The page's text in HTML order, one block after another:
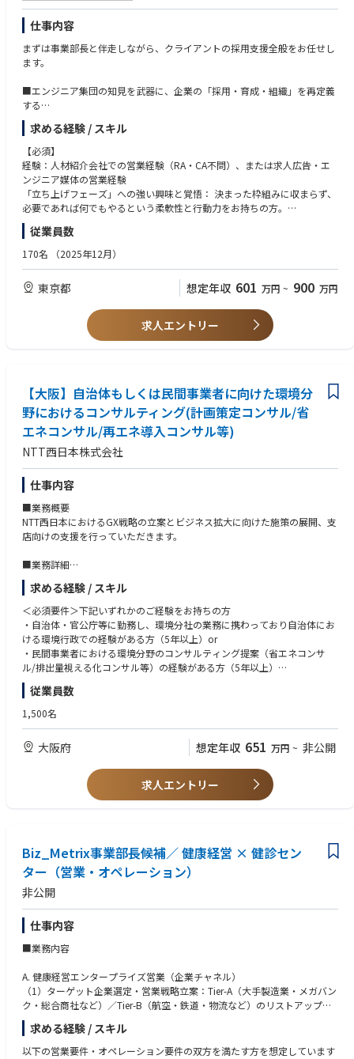
事業責任者ではなく、事業群の経営視点を担うポジションへ。
【事業やポジションの魅力】
■“第二創業期”のど真ん中で、事業構造をつくる
既存事業で収益基盤がある一方で、モデル自体はまだ進化の途中。
フェーズです。
■プレイヤー×戦略、両方を担える
最初は現場にも入るため、机上ではなく実行ベースで戦略を描けるのが特
徴です。
「考えるだけ」「やるだけ」ではなく、両方を高いレベルで求められる環
境です。
■単一事業ではなく「事業群」を扱える
エージェント、HRBP、マッチング、コンサル…
複数モデルを組み合わせながら価値を最大化する設計に関われます。
キャリアとしても希少な“ポートフォリオ視点の事業経験”が得られます。
仕事内容
まずは事業部長と伴走しながら、クライアントの採用支援全般をお任せし
ます。
■エンジニア集団の知見を武器に、企業の「採用・育成・組織」を再定義
する
クライアントの採用プロセス全体に深く入り込み、戦略立案から実行まで
を一気通貫で支援します。
・採用戦略・広報の企画実行： 「技術の魅力」を正しく候補者に届けるた
めのストーリー設計。
・採用プロセスの最適化： 候補者体験（CX）の向上、選考フローの改
善、面接官のトレーニング。
・組織・制度設計へのコミット： 採用して終わりではなく、エンジニアが
・プロジェクトマネジメント： 複数のフリーランスHRメンバーと連携
し、支援の質を最大化するディレクション。
・新規案件の獲得・事業開発： 現場の課題感から新たなサービスラインを
・カオスを楽しむ事業開発： サービスはまだ「検証フェーズ」。決まった
事業部長と議論しながら、明日のRelanceのスタンダードを自ら作って
《入社後のイメージ》
入社後は、立ち上げフェーズの組織において事業部長と二人三脚で業務を
進めていただきます。
まずはOJTを通して当社の事業内容やクライアントワークの進め方を理解
いただくことからスタート。
その後、既存クライアントのプロジェクトに複数名で参画し、
案件規模や難易度に応じて担当業務を徐々にステップアップしていただき
ます。
将来的には、ご自身の担当企業を持ち、営業・支援プロジェクトの
全体統括・クライアントの採用課題解決をリードするポジションをお任せ
「エンジニアのプロ」としての圧倒的な説得力
自社にSREやセキュリティの専門家を抱えるスリーシェイクだからこそ、
現場のエンジニアと同じ目線で課題を捉えることができます。
他社の採用支援にはない「技術への深い理解」を武器に、
経営層やCTOと対等に渡り合える市場価値の高いキャリアが築けます。
事業・サービスを自ら創る醍醐味
完成されたパッケージを売る仕事ではありません。
インタビューにもある通り、代表や事業部長に直接提言し、
必要であれば新しい支援の形を自ら生み出せる裁量があります。
「ファミリー」のような、挑戦を称えるカルチャー
Relanceチームは、互いにリスペクトを持ち、成果だけでなくプロセスや
「介在価値」を大切にする組織です。
事業部長を筆頭に、忖度なしに高め合い、全員で喜びを分かち合う文化が
根付いています。
求める経験 / スキル
【必須】
経験：人材紹介会社での営業経験（RA・CA不問）、または求人広告・エ
ンジニア媒体の営業経験
「立ち上げフェーズ」への強い興味と覚悟： 決まった枠組みに収まらず、
必要であれば何でもやるという柔軟性と行動力をお持ちの方。
スピード感： 変化の激しいスタートアップ環境で、自ら考え即実行に移せ
る方。
・ダイレクトリクルーティング（スカウト媒体）の運用経験
・IT業界に対する基礎知識（言語やインフラの名称がわかる程度で可）
・「もっと顧客の深い課題を解決したい」という成長意欲
【こんな人が活躍しています！】
ームのために何ができるかを最優先に考えられる方。
・知的好奇心： 難易度の高い「エンジニア採用」という領域で、最新の技
術トレンドや組織のあり方を学び続ける意欲のある方。
・変化を恐れない柔軟性： 突発的な事態も「面白い」と捉え、ポジティブ
に変換できるフットワークの軽さ。
従業員数
170名 （2025年12月）
東京都 想定年収 601 万円 ~ 900 万円
求人エントリー
【大阪】自治体もしくは民間事業者に向けた環境分
野におけるコンサルティング(計画策定コンサル/省
エネコンサル/再エネ導入コンサル等)
NTT西日本株式会社
仕事内容
■業務概要
NTT西日本におけるGX戦略の立案とビジネス拡大に向けた施策の展開、支
店向けの支援を行っていただきます。
■業務詳細
・自治体および民間事業者において環境分野の取組みが加速することが想
定され、NTT西日本として今後のビジネス拡大に向けた新たな市場として
ＧＸ分野を開拓することがミッションとなります。
・ご入社いただいた後は、関連部署、NTTグループ関連会社とも連携し、
自治体および民間事業者におけるGXの取組み推進を目指し、戦略立案、施
策展開、支店支援等広く、業務にリーダー的な立場で携わりチームを牽引
PPAサービスの例)
https://business.ntt-west.co.jp/solution/ppa/
求める経験 / スキル
＜必須要件＞下記いずれかのご経験をお持ちの方
・自治体・官公庁等に勤務し、環境分社の業務に携わっており自治体にお
ける環境行政での経験がある方（5年以上）or
・民間事業者における環境分野のコンサルティング提案（省エネコンサ
ル/排出量視える化コンサル等）の経験がある方（5年以上）
＜歓迎要件＞
■経験
ング活動（5年以上）
・自治体、官公庁、民間企業に対する環境分野の営業経験（5年以上）
・必須条件内容の実績
・民間事業者向けにSBTやCDP、SSBJ等の各種制度のコンサルティングが
できる知識
＜求める人材像＞
・柔軟性、協調性を持ち、社内外を問わず円滑なコミュニケーションが図
れる方
・知的好奇心が旺盛で、飽くなき探究心を持ち未知の分野へも臆すること
なくチャレンジしていく積極性を有し、新たな市場を自ら開拓する意欲の
・困難な課題に直面しても一人称で解決に導くことができかつ、率先垂範
で対応にあたることで周囲を統率し牽引することができる方
従業員数
1,500名
大阪府 想定年収 651 万円 ~ 非公開
求人エントリー
Biz_Metrix事業部長候補／ 健康経営 × 健診セン
ター（営業・オペレーション）
非公開
仕事内容
■業務内容
A. 健康経営エンタープライズ営業（企業チャネル）
（1）ターゲット企業選定・営業戦略立案：Tier-A（大手製造業・メガバン
ク・総合商社など）／Tier-B（航空・鉄道・物流など）のリストアップと
優先順位付け、業界・業態別の健康経営課題に応じたアプローチ戦略策
定、経営層／人事責任者／健康経営推進部門への接点設計
（2）PoC（無償試験導入）獲得：50〜100名規模のPoC実施に向けた経
求める経験 / スキル
以下の営業要件・オペレーション要件の双方を満たす方を想定しています